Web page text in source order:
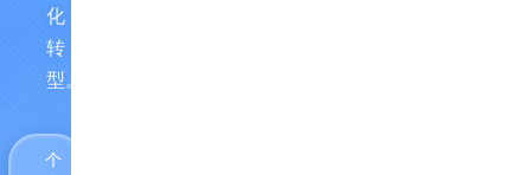
化
转
型。
个